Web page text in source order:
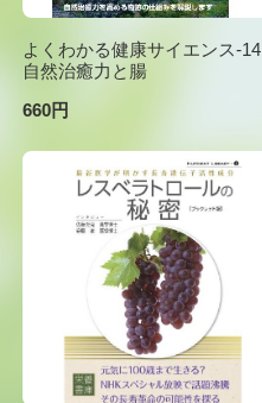
よくわかる健康サイエンス-14
自然治癒力と腸
660円